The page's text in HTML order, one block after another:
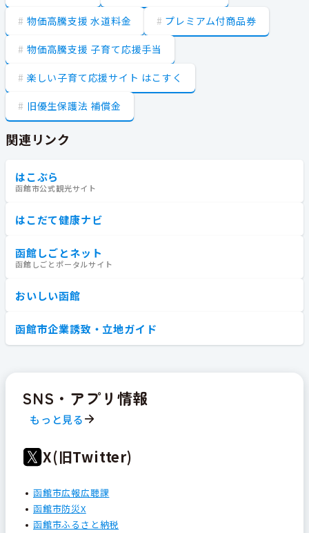
物価高騰支援 水道料金 プレミアム付商品券
物価高騰支援 子育て応援手当
楽しい子育て応援サイト はこすく
旧優生保護法 補償金
関連リンク
はこぶら
函館市公式観光サイト
はこだて健康ナビ
函館しごとネット
函館しごとポータルサイト
おいしい函館
函館市企業誘致・立地ガイド
SNS・アプリ情報
もっと見る
X(旧Twitter)
函館市広報広聴課
函館市防災X
函館市ふるさと納税